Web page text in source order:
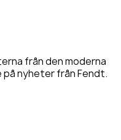
från den moderna
på nyheter från Fendt.